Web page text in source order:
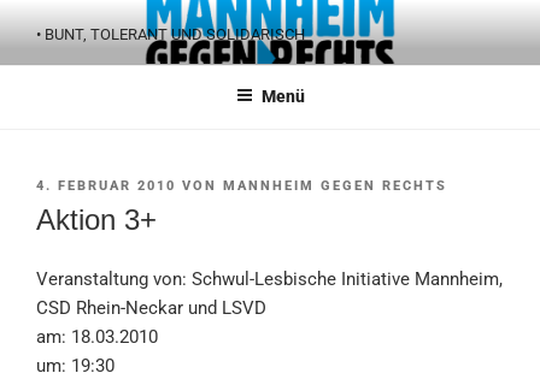
Inhalt
springen
• BUNT, TOLERANT UND SOLIDARISCH
Menü
VERÖFFENTLICHT
4. FEBRUAR 2010 VON MANNHEIM GEGEN RECHTS
Aktion 3+
Veranstaltung von: Schwul-Lesbische Initiative Mannheim,
CSD Rhein-Neckar und LSVD
am: 18.03.2010
um: 19:30